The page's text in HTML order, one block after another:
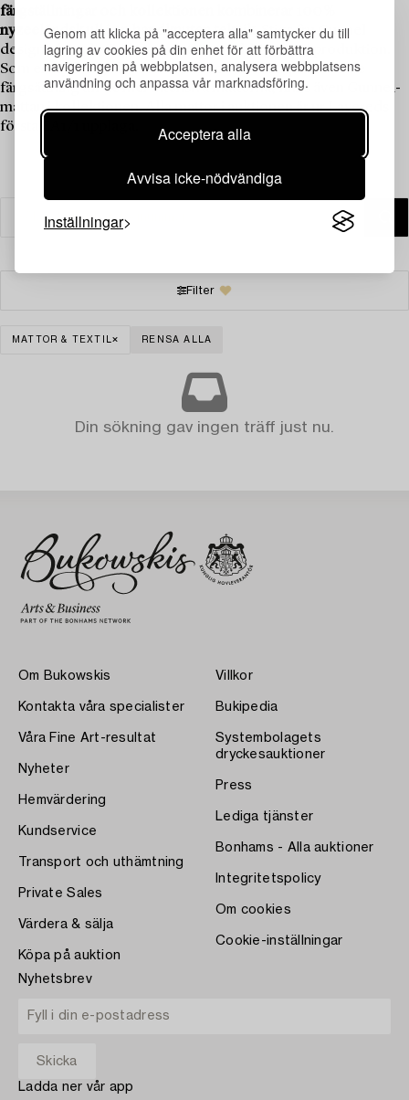
Genom att klicka på "acceptera alla" samtycker du till
lagring av cookies på din enhet för att förbättra
navigeringen på webbplatsen, analysera webbplatsens
användning och anpassa vår marknadsföring.
Acceptera alla
Avvisa icke-nödvändiga
Inställningar
färgställningar och kollektionen kombinerar 100 %
nyzeeländsk ull i en handknuten teknik.Stigs fru Gunnel
designade och vävde en matta som aldrig togs i produktion.
Som en hyllning till henne, och som en kompletterande
färgsättning till de mer intensiva mattorna, finns även Gunnel-
mattan i kollektionen. Alla mattor i auktionen är ur Layereds
första EA1/1 upplaga.
Filter
MATTOR & TEXTIL RENSA ALLA
Din sökning gav ingen träff just nu.
Om Bukowskis
Kontakta våra specialister
Våra Fine Art-resultat
Nyheter
Hemvärdering
Kundservice
Transport och uthämtning
Private Sales
Värdera & sälja
Köpa på auktion
Villkor
Bukipedia
Systembolagets
dryckesauktioner
Press
Lediga tjänster
Bonhams - Alla auktioner
Integritetspolicy
Om cookies
Cookie-inställningar
Nyhetsbrev
Ladda ner vår app